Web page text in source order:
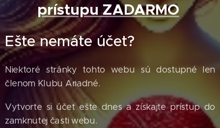
prístupu ZADARMO
Ešte nemáte účet?
Niektoré stránky tohto webu sú dostupné len
členom Klubu Ariadné.
Vytvorte si účet ešte dnes a získajte prístup do
zamknutej časti webu.